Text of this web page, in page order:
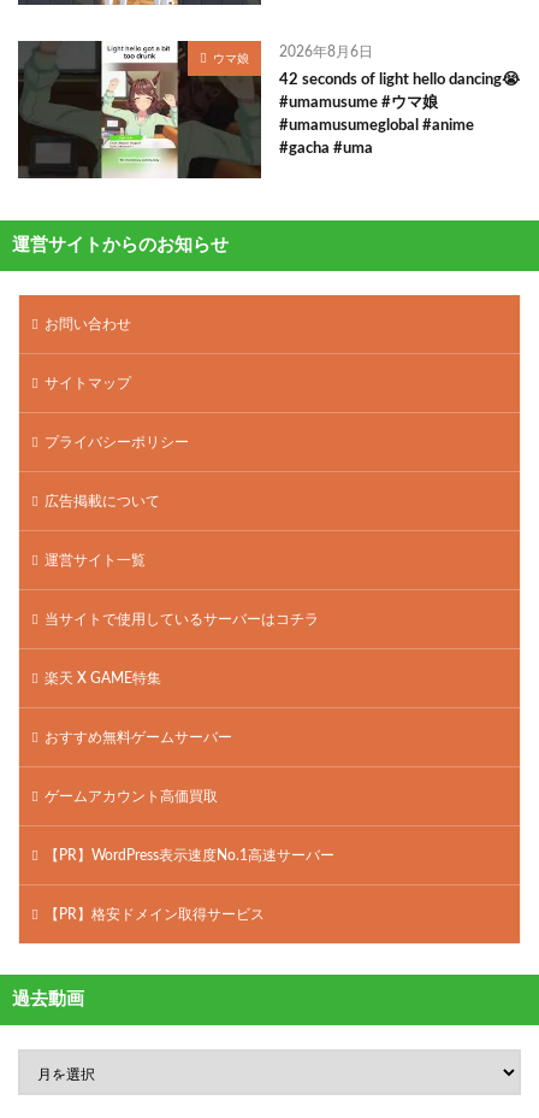
ウマ娘 2026年8月6日
42 seconds of light hello dancing😭
#umamusume #ウマ娘
#umamusumeglobal #anime
#gacha #uma
運営サイトからのお知らせ
お問い合わせ
サイトマップ
プライバシーポリシー
広告掲載について
運営サイト一覧
当サイトで使用しているサーバーはコチラ
楽天 X GAME特集
おすすめ無料ゲームサーバー
ゲームアカウント高価買取
【PR】WordPress表示速度No.1高速サーバー
【PR】格安ドメイン取得サービス
過去動画